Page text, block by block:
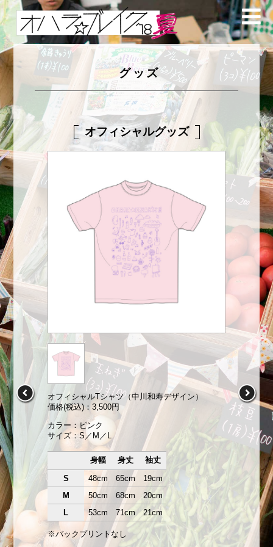
グッズ
オフィシャルグッズ
オフィシャルTシャツ（中川和寿デザイン）
価格(税込)：3,500円
カラー：ピンク
サイズ：S／M／L
身幅 身丈
袖丈
S
48cm 65cm
19cm
M
50cm 68cm
20cm
L
53cm 71cm 21cm
※バックプリントなし